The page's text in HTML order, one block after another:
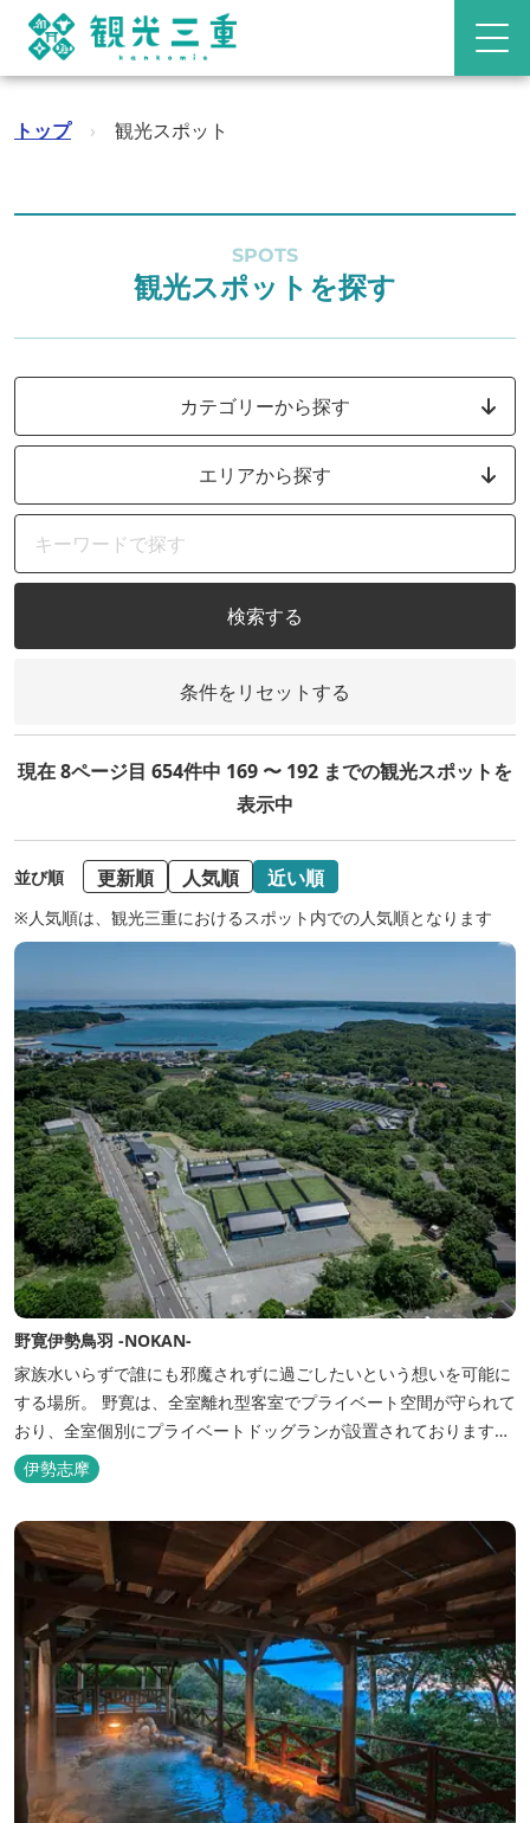
トップ › 観光スポット
SPOTS
観光スポットを探す
カテゴリーから探す
エリアから探す
検索する
条件をリセットする
現在 8ページ目 654件中 169 〜 192 までの観光スポットを
表示中
並び順 更新順 人気順 近い順
※人気順は、観光三重におけるスポット内での人気順となります
野寛伊勢鳥羽 -NOKAN-
家族水いらずで誰にも邪魔されずに過ごしたいという想いを可能に
する場所。 野寛は、全室離れ型客室でプライベート空間が守られて
おり、全室個別にプライベートドッグランが設置されております。
室内面積66㎡～115㎡、プライベートドッグラン面積140㎡～330㎡
を設置した広い作りで、 和モダンをコンセプトとした洗練されたデ
ザインのお部屋となります。 お部屋から望むプライベートドッグ
ラ...
伊勢志摩